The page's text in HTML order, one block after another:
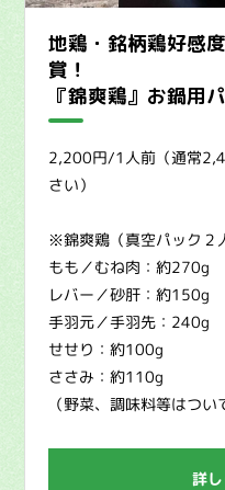
地鶏・銘柄鶏好感
賞！
『錦爽鶏』お鍋用
2,200円/1人前（通常
さい）
※錦爽鶏（真空パック２
もも／むね肉：約270g
レバー／砂肝：約150g
手羽元／手羽先：240g
せせり：約100g
ささみ：約110g
（野菜、調味料等はつい
詳